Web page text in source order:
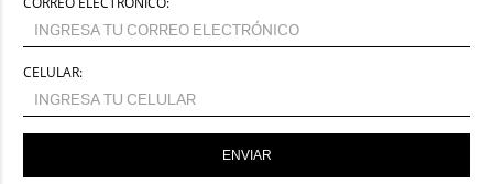
CELULAR:
ENVIAR